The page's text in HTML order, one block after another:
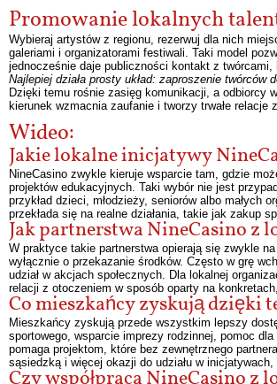
Promowanie lokalnych
Wybieraj artystów z regionu, rezerwuj dla nich
galeriami i organizatorami festiwali. Taki model
jednocześnie daje publiczności kontakt z
Najlepiej działa prosty układ: zaproszenie
Dzięki temu rośnie zasięg komunikacji, a odbiorcy
kierunek wzmacnia zaufanie i tworzy trwałe relacje
Wideo:
Jakie lokalne inicjatywy
NineCasino zwykle kieruje wsparcie tam, gdzie
projektów edukacyjnych. Taki wybór nie jest
przykład dzieci, młodzieży, seniorów albo
przekłada się na realne działania, takie jak zakup
Jak partnerstwa NineCasino
W praktyce takie partnerstwa opierają się zwykle
wyłącznie o przekazanie środków. Często w grę
udział w akcjach społecznych. Dla lokalnej
relacji z otoczeniem w sposób oparty na
Co mieszkańcy zyskują dzięki
Mieszkańcy zyskują przede wszystkim lepszy
sportowego, wsparcie imprezy rodzinnej, pomoc
pomaga projektom, które bez zewnętrznego
sąsiedzką i więcej okazji do udziału w